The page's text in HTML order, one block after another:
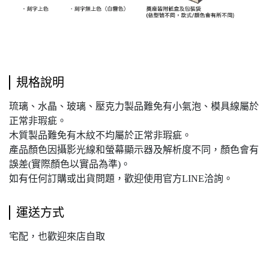
規格說明
琉璃、水晶、玻璃、壓克力製品難免有小氣泡、模具線屬於
正常非瑕疵。
木質製品難免有木紋不均屬於正常非瑕疵。
產品顏色因攝影光線和螢幕顯示器及解析度不同，顏色會有
誤差(實際顏色以實品為準)。
如有任何訂購或出貨問題，歡迎使用官方LINE洽詢。
運送方式
宅配，也歡迎來店自取